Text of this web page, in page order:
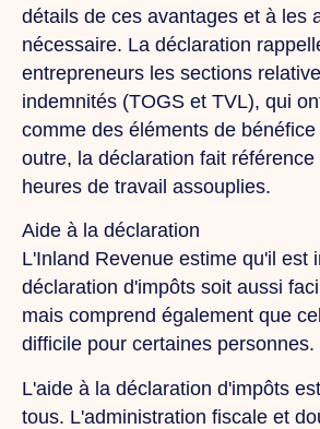
détails de ces avantages et à les
nécessaire. La déclaration
entrepreneurs les sections
indemnités (TOGS et TVL), qui
comme des éléments de
outre, la déclaration fait
heures de travail assouplies.
Aide à la déclaration
L'Inland Revenue estime qu'il est
déclaration d'impôts soit aussi
mais comprend également que
difficile pour certaines personnes.
L'aide à la déclaration d'impôts
tous. L'administration fiscale et